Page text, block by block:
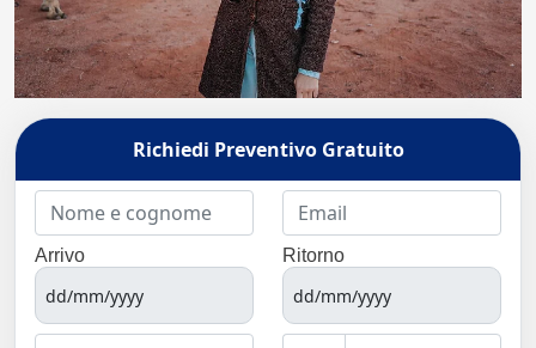
Richiedi Preventivo Gratuito
Arrivo Ritorno